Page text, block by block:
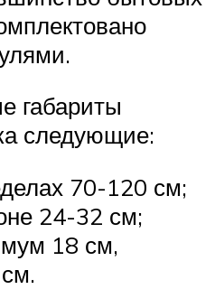
габариты
следующие:
70-120 см;
24-32 см;
18 см,